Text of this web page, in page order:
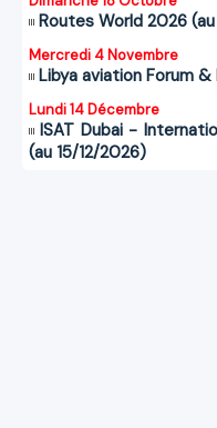
Routes World 2026
Mercredi 4 Novembre
Libya aviation Forum
Lundi 14 Décembre
ISAT Dubai -
(au 15/12/2026)